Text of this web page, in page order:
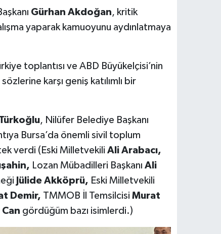
Gürhan Akdoğan, kritik
yaparak kamuoyunu aydınlatmaya
toplantısı ve ABD Büyükelçisi’nin
karşı geniş katılımlı bir
, Nilüfer Belediye Başkanı
Bursa’da önemli sivil toplum
verdi (Eski Milletvekili Ali Arabacı,
Lozan Mübadilleri Başkanı Ali
Jülide Akköprü, Eski Milletvekili
Demir, TMMOB İl Temsilcisi Murat
gördüğüm bazı isimlerdi.)